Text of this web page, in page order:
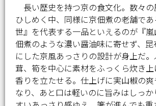
長い歴史を持つ京の食文化。数々
ひしめく中、同様に京佃煮の老舗で
世』を代表する一品といえるのが『
佃煮のような濃い醤油味に寄せず、
にした京風あっさりの設計が身上だ
茸、筍を中心に素材をふっくら炊き
香りを立たせる。仕上げに実山椒の
なり、あと口は軽いのに旨みはしっ